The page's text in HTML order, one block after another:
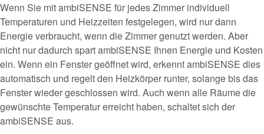
Wenn Sie mit ambiSENSE für jedes Zimmer individuell
Temperaturen und Heizzeiten festgelegen, wird nur dann
Energie verbraucht, wenn die Zimmer genutzt werden. Aber
nicht nur dadurch spart ambiSENSE Ihnen Energie und Kosten
ein. Wenn ein Fenster geöffnet wird, erkennt ambiSENSE dies
automatisch und regelt den Heizkörper runter, solange bis das
Fenster wieder geschlossen wird. Auch wenn alle Räume die
gewünschte Temperatur erreicht haben, schaltet sich der
ambiSENSE aus.